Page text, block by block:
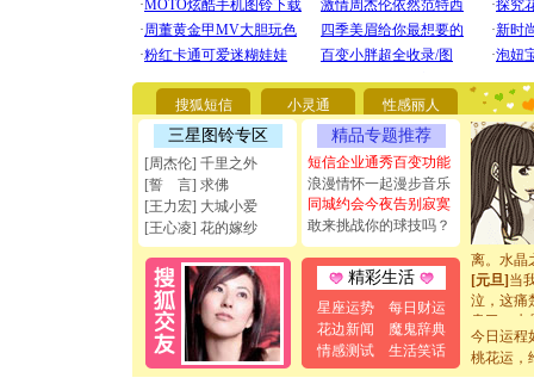
搜狐短信 小灵通 性感丽人
三星图铃专区
[周杰伦] 千里之外
[誓 言] 求佛
[王力宏] 大城小爱
[王心凌] 花的嫁纱
精品专题推荐
短信企业通秀百变功能
浪漫情怀一起漫步音乐
同城约会今夜告别寂寞
敢来挑战你的球技吗？
精彩生活
星座运势
每日财运
花边新闻
魔鬼辞典
情感测试
生活笑话
你太多
要平安
[圣诞节]
天都要快
[圣诞节]
如意,快
[元旦]看
断电。
你是我专
[元旦]如
起；二是
离。水晶
[元旦] 当
泣，这痛
卖了。水
[春节]风
颜！冬去
道一声平
今日运程
桃花运，